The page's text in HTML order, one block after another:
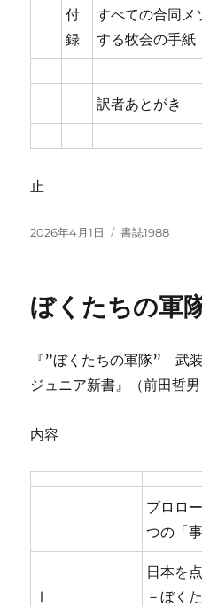
付
録
すべての合同メ
する牧会の手紙
訳者あとがき
止
投
2026年4月1日
カ
ー
書誌1988
ぼくたちの軍
『”ぼくたちの軍隊” 武
ジュニア新書』（前田哲
内容
プロロ
つの「
Ⅰ
日本を
－ぼく